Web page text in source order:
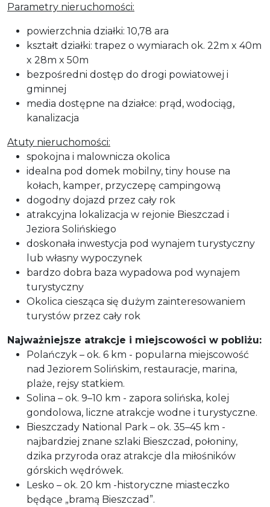
Parametry nieruchomości:
powierzchnia działki: 10,78 ara
kształt działki: trapez o wymiarach ok. 22m x 40m
x 28m x 50m
bezpośredni dostęp do drogi powiatowej i
gminnej
media dostępne na działce: prąd, wodociąg,
kanalizacja
Atuty nieruchomości:
spokojna i malownicza okolica
idealna pod domek mobilny, tiny house na
kołach, kamper, przyczepę campingową
dogodny dojazd przez cały rok
atrakcyjna lokalizacja w rejonie Bieszczad i
Jeziora Solińskiego
doskonała inwestycja pod wynajem turystyczny
lub własny wypoczynek
bardzo dobra baza wypadowa pod wynajem
turystyczny
Okolica ciesząca się dużym zainteresowaniem
turystów przez cały rok
Najważniejsze atrakcje i miejscowości w pobliżu:
Polańczyk – ok. 6 km - popularna miejscowość
nad Jeziorem Solińskim, restauracje, marina,
plaże, rejsy statkiem.
Solina – ok. 9–10 km - zapora solińska, kolej
gondolowa, liczne atrakcje wodne i turystyczne.
Bieszczady National Park – ok. 35–45 km -
najbardziej znane szlaki Bieszczad, połoniny,
dzika przyroda oraz atrakcje dla miłośników
górskich wędrówek.
Lesko – ok. 20 km -historyczne miasteczko
będące „bramą Bieszczad”.